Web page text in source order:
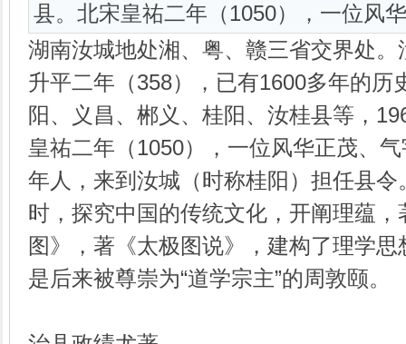
县。北宋皇祐二年（1050），一位风
湖南汝城地处湘、粤、赣三省交界处
升平二年（358），已有1600多年的历
阳、义昌、郴义、桂阳、汝桂县等，
皇祐二年（1050），一位风华正茂、
年人，来到汝城（时称桂阳）担任县
时，探究中国的传统文化，开阐理蕴
图》，著《太极图说》，建构了理学
是后来被尊崇为“道学宗主”的周敦颐。